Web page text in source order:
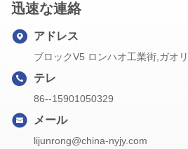
迅速な連絡
アドレス
ブロックV5 ロンハオ工業街,ガオ
テレ
86--15901050329
メール
lijunrong@china-nyjy.com